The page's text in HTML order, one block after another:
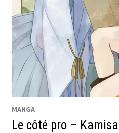
MANGA
Le côté pro –